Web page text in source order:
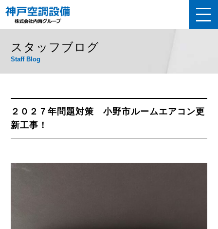
スタッフブログ
Staff Blog
２０２７年問題対策 小野市ルームエアコン更
新工事！